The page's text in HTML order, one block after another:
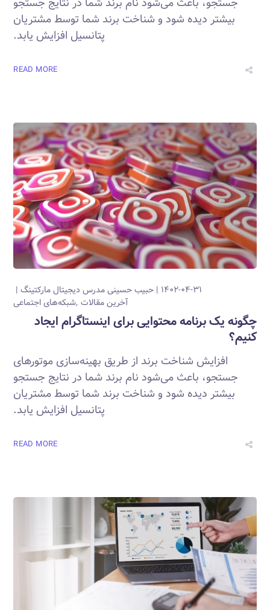
بیشتر دیده شود و شناخت برند شما توسط مشتریان
پتانسیل افزایش یابد.
READ MORE
۱۴۰۲-۰۴-۳۱ حبیب حسینیمدرس دیجیتال مارکتینگ
آخرین مقالات شبکه‌های اجتماعی
چگونه یک برنامه محتوایی برای اینستاگرام ایجاد
کنیم؟
افزایش شناخت برند از طریق بهینه‌سازی موتورهای
جستجو، باعث می‌شود نام برند شما در نتایج جستجو
بیشتر دیده شود و شناخت برند شما توسط مشتریان
پتانسیل افزایش یابد.
READ MORE